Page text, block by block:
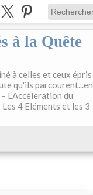
à la Quête
à celles et ceux épris
qu'ils parcourent...en
L’Accélération du
4 Eléments et les 3